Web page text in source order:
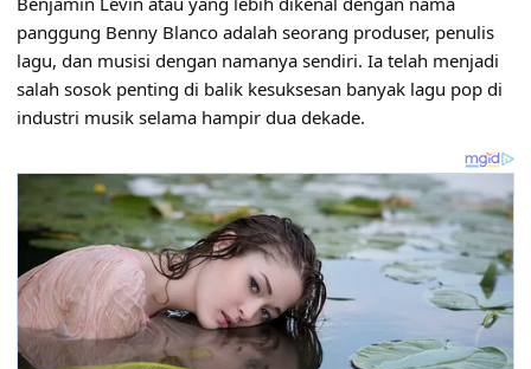
panggung Benny Blanco adalah seorang produser, penulis
lagu, dan musisi dengan namanya sendiri. Ia telah menjadi
salah sosok penting di balik kesuksesan banyak lagu pop di
industri musik selama hampir dua dekade.